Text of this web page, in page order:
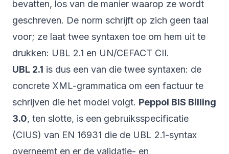
bevatten, los van de manier waarop ze wordt
geschreven. De norm schrijft op zich geen taal
voor; ze laat twee syntaxen toe om hem uit te
drukken: UBL 2.1 en UN/CEFACT CII.
UBL 2.1 is dus een van die twee syntaxen: de
concrete XML-grammatica om een factuur te
schrijven die het model volgt. Peppol BIS Billing
3.0, ten slotte, is een gebruiksspecificatie
(CIUS) van EN 16931 die de UBL 2.1-syntax
overneemt en er de validatie- en